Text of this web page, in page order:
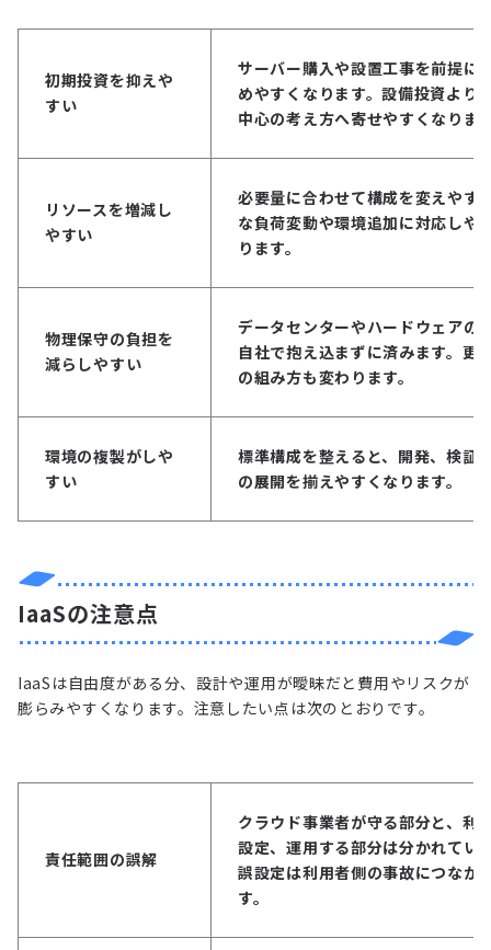
初期投資を抑えや
すい
サーバー購入や設置工事を前提に
めやすくなります。設備投資より
中心の考え方へ寄せやすくなりま
リソースを増減し
やすい
必要量に合わせて構成を変えやす
な負荷変動や環境追加に対応しや
ります。
物理保守の負担を
減らしやすい
データセンターやハードウェアの
自社で抱え込まずに済みます。更
の組み方も変わります。
環境の複製がしや
すい
標準構成を整えると、開発、検証
の展開を揃えやすくなります。
IaaSの注意点
IaaSは自由度がある分、設計や運用が曖昧だと費用やリスクが
膨らみやすくなります。注意したい点は次のとおりです。
責任範囲の誤解
クラウド事業者が守る部分と、利
設定、運用する部分は分かれてい
誤設定は利用者側の事故につなが
す。